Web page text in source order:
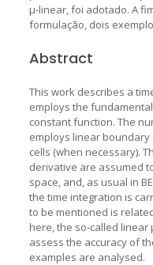
µ-linear, foi adotado. A
formulação, dois
Abstract
This work describes a
employs the
constant function. The
employs linear
cells (when necessary).
derivative are assumed
space, and, as usual in
the time integration is
to be mentioned is
here, the so-called linear
assess the accuracy of
examples are analysed.